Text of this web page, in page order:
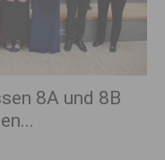
8A und 8B